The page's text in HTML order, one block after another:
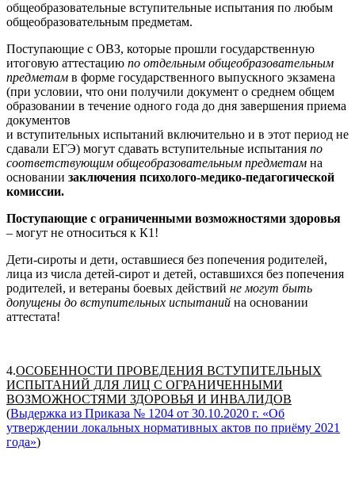
общеобразовательные вступительные испытания по любым
общеобразовательным предметам.
Поступающие с ОВЗ, которые прошли государственную
итоговую аттестацию по отдельным общеобразовательным
предметам в форме государственного выпускного экзамена
(при условии, что они получили документ о среднем общем
образовании в течение одного года до дня завершения приема
документов
и вступительных испытаний включительно и в этот период не
сдавали ЕГЭ) могут сдавать вступительные испытания по
соответствующим общеобразовательным предметам на
основании заключения психолого-медико-педагогической
комиссии.
Поступающие с ограниченными возможностями здоровья
– могут не относиться к К1!
Дети-сироты и дети, оставшиеся без попечения родителей,
лица из числа детей-сирот и детей, оставшихся без попечения
родителей, и ветераны боевых действий не могут быть
допущены до вступительных испытаний на основании
аттестата!
4.ОСОБЕННОСТИ ПРОВЕДЕНИЯ ВСТУПИТЕЛЬНЫХ
ИСПЫТАНИЙ ДЛЯ ЛИЦ С ОГРАНИЧЕННЫМИ
ВОЗМОЖНОСТЯМИ ЗДОРОВЬЯ И ИНВАЛИДОВ
(Выдержка из Приказа № 1204 от 30.10.2020 г. «Об
утверждении локальных нормативных актов по приёму 2021
года»)